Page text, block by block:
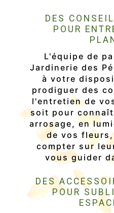
DES
POUR
L'équipe de
Jardinerie des
à votre
prodiguer des
l'entretien de
soit pour
arrosage, en
de vos
compter sur
vous guider
DES
POUR